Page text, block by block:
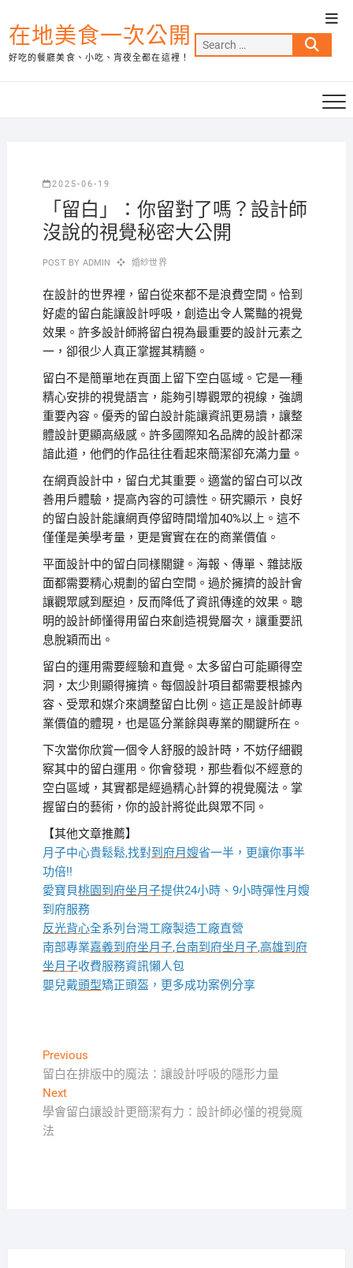
to
content
在地美食一次公開
好吃的餐廳美食、小吃、宵夜全都在這裡！
Search
…
2025-06-19
「留白」：你留對了嗎？設計師
沒說的視覺秘密大公開
POST BY ADMIN 婚紗世界
在設計的世界裡，留白從來都不是浪費空間。恰到
好處的留白能讓設計呼吸，創造出令人驚豔的視覺
效果。許多設計師將留白視為最重要的設計元素之
一，卻很少人真正掌握其精髓。
留白不是簡單地在頁面上留下空白區域。它是一種
精心安排的視覺語言，能夠引導觀眾的視線，強調
重要內容。優秀的留白設計能讓資訊更易讀，讓整
體設計更顯高級感。許多國際知名品牌的設計都深
諳此道，他們的作品往往看起來簡潔卻充滿力量。
在網頁設計中，留白尤其重要。適當的留白可以改
善用戶體驗，提高內容的可讀性。研究顯示，良好
的留白設計能讓網頁停留時間增加40%以上。這不
僅僅是美學考量，更是實實在在的商業價值。
平面設計中的留白同樣關鍵。海報、傳單、雜誌版
面都需要精心規劃的留白空間。過於擁擠的設計會
讓觀眾感到壓迫，反而降低了資訊傳達的效果。聰
明的設計師懂得用留白來創造視覺層次，讓重要訊
息脫穎而出。
留白的運用需要經驗和直覺。太多留白可能顯得空
洞，太少則顯得擁擠。每個設計項目都需要根據內
容、受眾和媒介來調整留白比例。這正是設計師專
業價值的體現，也是區分業餘與專業的關鍵所在。
下次當你欣賞一個令人舒服的設計時，不妨仔細觀
察其中的留白運用。你會發現，那些看似不經意的
空白區域，其實都是經過精心計算的視覺魔法。掌
握留白的藝術，你的設計將從此與眾不同。
【其他文章推薦】
月子中心貴鬆鬆,找對到府月嫂省一半，更讓你事半
功倍!!
愛寶貝桃園到府坐月子提供24小時、9小時彈性月嫂
到府服務
反光背心全系列台灣工廠製造工廠直營
南部專業嘉義到府坐月子,台南到府坐月子,高雄到府
坐月子收費服務資訊懶人包
嬰兒戴頭型矯正頭盔，更多成功案例分享
文
章
導
覽
PreviousPrevious
post:
留白在排版中的魔法：讓設計呼吸的隱形力量
NextNext
post:
學會留白讓設計更簡潔有力：設計師必懂的視覺魔
法